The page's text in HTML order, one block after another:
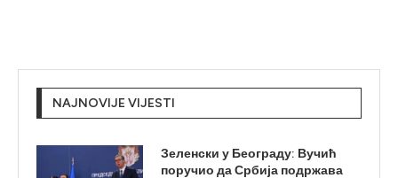
NAJNOVIJE VIJESTI
Зеленски у Београду: Вучић
поручио да Србија подржава